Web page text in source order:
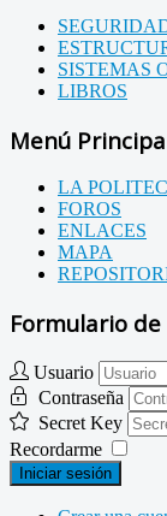
SISTEMAS
LIBROS
Menú
LA
FOROS
ENLACES
MAPA
Formulario de
Usuario
Contraseña
Secret Key
Recordarme
Iniciar sesión